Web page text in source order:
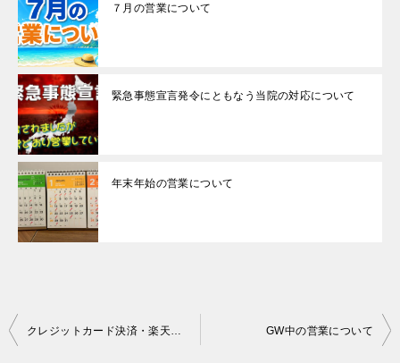
７月の営業について
緊急事態宣言発令にともなう当院の対応について
年末年始の営業について
投
クレジットカード決済・楽天ペイを導入しました GW中の営業について